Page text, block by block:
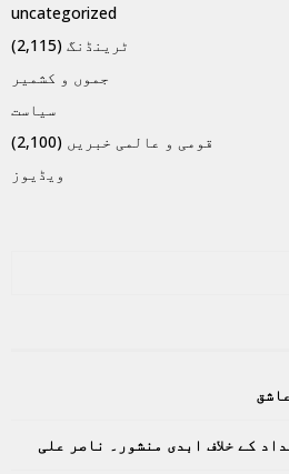
uncategorized
ٹرینڈنگ (2,115)
جموں و کشمیر
سیاست
قومی و عالمی خبریں (2,100)
ویڈیوز
کے خلاف ابدی منشور۔ ناصر علی